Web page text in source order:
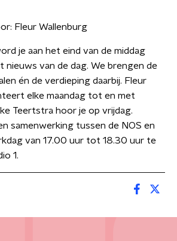
Fleur Wallenburg
je aan het eind van de middag
nieuws van de dag. We brengen de
én de verdieping daarbij. Fleur
elke maandag tot en met
Teertstra hoor je op vrijdag.
samenwerking tussen de NOS en
van 17.00 uur tot 18.30 uur te
1.